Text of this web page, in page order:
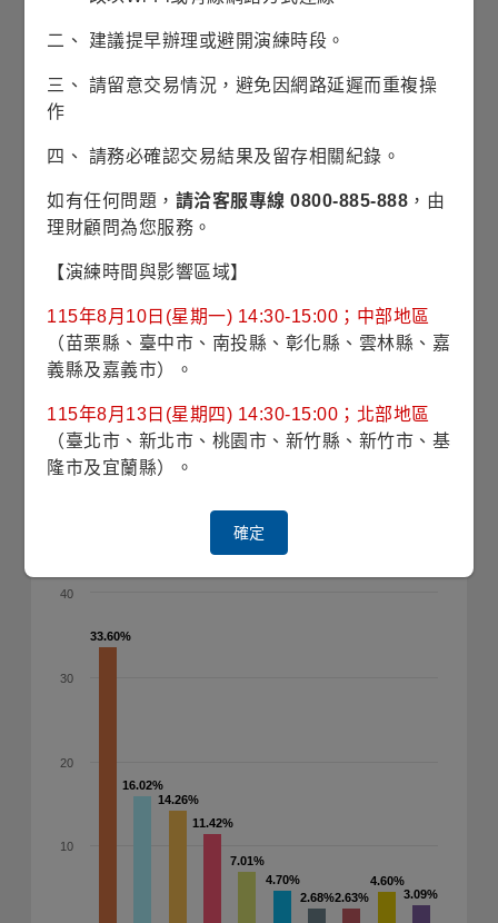
7.41%
7.41% 6.56%
6.56% 6.50%
6.50%
4.70%
4.70%
3.09%
3.09%
電力
能源基礎設施 機場 鐵路再生能源天然氣付費道路水力事業
現金及約當現金
0
10
40
50
投資國家(%) (2026/06/30)
33.60%
33.60%
16.02%
16.02%
14.26%
14.26%
11.42%
11.42%
7.01%
7.01%
4.70%
4.70%
2.68%
2.68%2.63%
2.63%
4.60%
4.60%
3.09%
3.09%
10
20
30
40
二、 建議提早辦理或避開演練時段。
三、 請留意交易情況，避免因網路延遲而重複操
作
四、 請務必確認交易結果及留存相關紀錄。
如有任何問題， 請洽客服專線 0800-885-888 ，由
理財顧問為您服務。
【演練時間與影響區域】
115年8月10日(星期一) 14:30-15:00；中部地區
（苗栗縣、臺中市、南投縣、彰化縣、雲林縣、嘉
義縣及嘉義市）。
115年8月13日(星期四) 14:30-15:00；北部地區
（臺北市、新北市、桃園市、新竹縣、新竹市、基
隆市及宜蘭縣）。
確定